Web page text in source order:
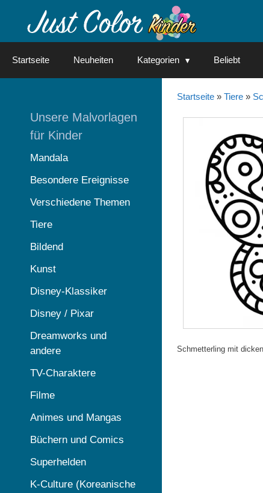
Startseite Neuheiten Kategorien Beliebt
Startseite» Tiere»
Schmetterling mit
Unsere Malvorlagen
für Kinder
Mandala
Besondere Ereignisse
Verschiedene Themen
Tiere
Bildend
Kunst
Disney-Klassiker
Disney / Pixar
Dreamworks und
andere
TV-Charaktere
Filme
Animes und Mangas
Büchern und Comics
Superhelden
K-Culture (Koreanische